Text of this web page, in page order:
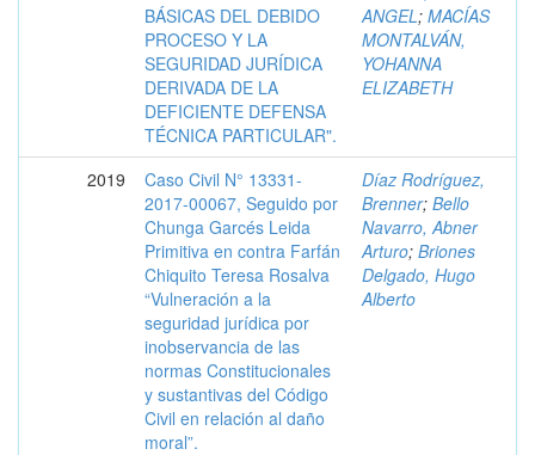
BÁSICAS DEL DEBIDO
PROCESO Y LA
SEGURIDAD JURÍDICA
DERIVADA DE LA
DEFICIENTE DEFENSA
TÉCNICA PARTICULAR".
ANGEL; MACÍAS
MONTALVÁN,
YOHANNA
ELIZABETH
2019
Caso Civil N° 13331-
2017-00067, Seguido por
Chunga Garcés Leida
Primitiva en contra Farfán
Chiquito Teresa Rosalva
“Vulneración a la
seguridad jurídica por
inobservancia de las
normas Constitucionales
y sustantivas del Código
Civil en relación al daño
moral”.
Díaz Rodríguez,
Brenner; Bello
Navarro, Abner
Arturo; Briones
Delgado, Hugo
Alberto